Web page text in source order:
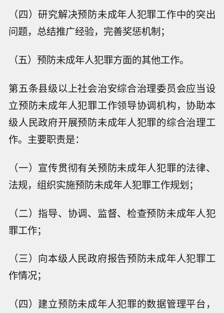
（四）研究解决预防未成年人犯罪工作中的突出
问题，总结推广经验，完善奖惩机制；
（五）预防未成年人犯罪方面的其他工作。
第五条县级以上社会治安综合治理委员会应当设
立预防未成年人犯罪工作领导协调机构，协助本
级人民政府开展预防未成年人犯罪的综合治理工
作。主要职责是：
（一）宣传贯彻有关预防未成年人犯罪的法律、
法规，组织实施预防未成年人犯罪工作规划；
（二）指导、协调、监督、检查预防未成年人犯
罪工作；
（三）向本级人民政府报告预防未成年人犯罪工
作情况；
（四）建立预防未成年人犯罪的数据管理平台，